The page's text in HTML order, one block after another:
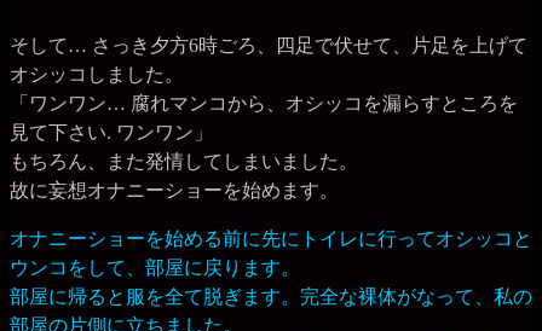
そして… さっき夕方6時ごろ、四足で伏せて、片足を上げて
オシッコしました。
「ワンワン… 腐れマンコから、オシッコを漏らすところを
見て下さい. ワンワン」
もちろん、また発情してしまいました。
故に妄想オナニーショーを始めます。
オナニーショーを始める前に先にトイレに行ってオシッコと
ウンコをして、部屋に戻ります。
部屋に帰ると服を全て脱ぎます。完全な裸体がなって、私の
部屋の片側に立ちました。